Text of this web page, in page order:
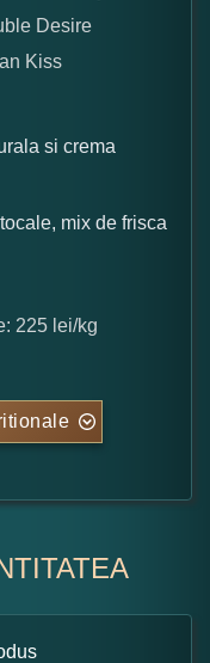
Desire
Kiss
si crema
mix de frisca
225 lei/kg